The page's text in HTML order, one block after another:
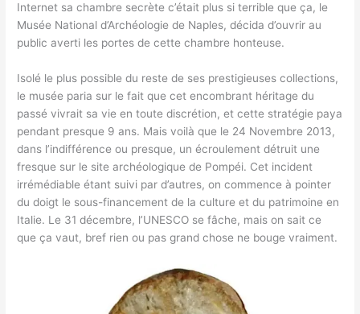
Internet sa chambre secrète c’était plus si terrible que ça, le
Musée National d’Archéologie de Naples, décida d’ouvrir au
public averti les portes de cette chambre honteuse.
Isolé le plus possible du reste de ses prestigieuses collections,
le musée paria sur le fait que cet encombrant héritage du
passé vivrait sa vie en toute discrétion, et cette stratégie paya
pendant presque 9 ans. Mais voilà que le 24 Novembre 2013,
dans l’indifférence ou presque, un écroulement détruit une
fresque sur le site archéologique de Pompéi. Cet incident
irrémédiable étant suivi par d’autres, on commence à pointer
du doigt le sous-financement de la culture et du patrimoine en
Italie. Le 31 décembre, l’UNESCO se fâche, mais on sait ce
que ça vaut, bref rien ou pas grand chose ne bouge vraiment.